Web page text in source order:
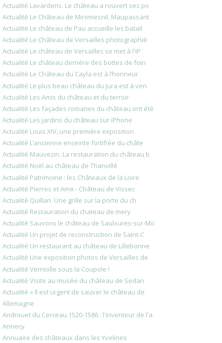
Actualité Lavardens. Le château a rouvert ses po
Actualité Le Château de Miromesnil, Maupassant
Actualité Le château de Pau accueille les batail
Actualité Le Château de Versailles photographié
Actualité Le château de Versailles se met à l'iP
Actualité Le château derrière des bottes de foin
Actualité Le Château du Cayla est à l’honneur
Actualité Le plus beau château du Jura est à ven
Actualité Les Amis du château et du terroir
Actualité Les façades romanes du château ont été
Actualité Les jardins du château sur iPhone
Actualité Louis XIV, une première exposition
Actualité L’ancienne enceinte fortifiée du châte
Actualité Mauvezin. La restauration du château b
Actualité Noël au château de Thanvillé
Actualité Patrimoine : les Châteaux de la Loire
Actualité Pierres et Ame - Château de Vissec
Actualité Quillan. Une grille sur la porte du ch
Actualité Restauration du chateau de mery
Actualité Sauvons le château de Saulxures-sur-Mo
Actualité Un projet de reconstruction de Saint-C
Actualité Un restaurant au château de Lillebonne
Actualité Une exposition photos de Versailles de
Actualité Verniolle sous la Coupole !
Actualité Visite au musée du château de Sedan
Actualité « Il est urgent de sauver le château de
Allemagne
Androuet du Cerceau 1520-1586 : l'inventeur de l'a
Annecy
Annuaire des châteaux dans les Yvelines